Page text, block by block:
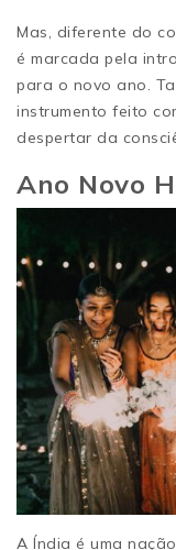
Mas, diferente do
é marcada pela
para o novo ano.
instrumento feito
despertar da
Ano Novo
A Índia é uma